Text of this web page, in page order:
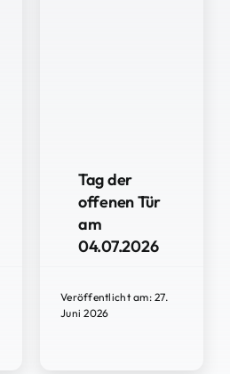
Tag der
offenen Tür
am
04.07.2026
Veröffentlicht am: 27.
Juni 2026